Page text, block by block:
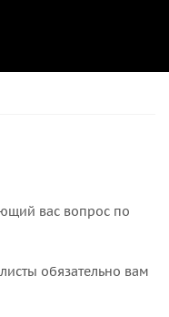
вас вопрос по
обязательно вам